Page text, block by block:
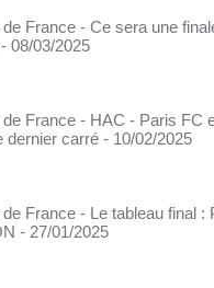
France - Ce sera une
- 08/03/2025
France - HAC - Paris FC
dernier carré - 10/02/2025
France - Le tableau final :
- 27/01/2025